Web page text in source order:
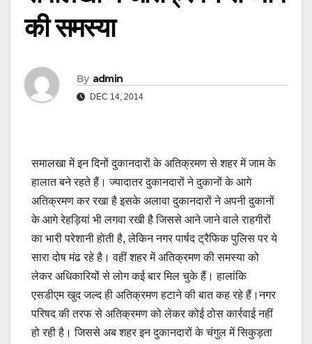
की समस्या
By admin
DEC 14, 2014
समालखा में इन दिनों दुकानदारों के अतिक्रमण से शहर में जाम के
हालात बने रहते हैं। ज्यादातर दुकानदारों ने दुकानों के आगे
अतिक्रमण कर रखा है इसके अलावा दुकानदारों ने अपनी दुकानों
के आगे रेहड़ियां भी लगवा रखी है जिससे आने जाने वाले राहगीरों
का भारी परेशानी होती है, लेकिन नगर पार्षद ट्रैफिक पुलिस पर ये
सारा दोष मंढ रहे है। वहीं शहर में अतिक्रमण की समस्या को
लेकर अधिकारियों से लोग कई बार मिल चुके हैं। हालांकि
एसडीएम खुद जल्द ही अतिक्रमण हटाने की बात कह रहे हैं।नगर
परिषद की तरफ से अतिक्रमण को लेकर कोई ठोस कार्रवाई नहीं
हो रही है। जिससे अब शहर इन दुकानदारों के चंगुल में सिकुड़ता